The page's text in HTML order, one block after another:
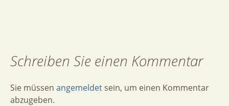
Schreiben Sie einen Kommentar
Sie müssen angemeldet sein, um einen Kommentar
abzugeben.